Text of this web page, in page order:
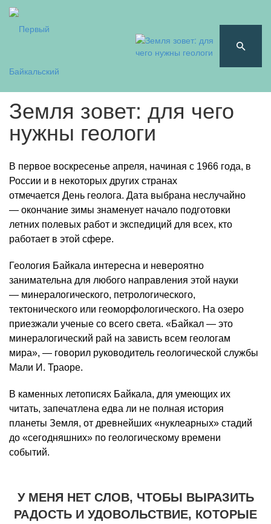
Земля зовет: для чего
нужны геологи
В первое воскресенье апреля, начиная с 1966 года, в
России и в некоторых других странах
отмечается День геолога. Дата выбрана неслучайно
— окончание зимы знаменует начало подготовки
летних полевых работ и экспедиций для всех, кто
работает в этой сфере.
Геология Байкала интересна и невероятно
занимательна для любого направления этой науки
— минералогического, петрологического,
тектонического или геоморфологического. На озеро
приезжали ученые со всего света. «Байкал — это
минералогический рай на зависть всем геологам
мира», — говорил руководитель геологической службы
Мали И. Траоре.
В каменных летописях Байкала, для умеющих их
читать, запечатлена едва ли не полная история
планеты Земля, от древнейших «нуклеарных» стадий
до «сегодняшних» по геологическому времени
событий.
У МЕНЯ НЕТ СЛОВ, ЧТОБЫ ВЫРАЗИТЬ
РАДОСТЬ И УДОВОЛЬСТВИЕ, КОТОРЫЕ